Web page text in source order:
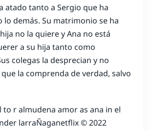
atado tanto a Sergio que ha
lo demás. Su matrimonio se ha
no la quiere y Ana no está
a su hija tanto como
colegas la desprecian y no
la comprenda de verdad, salvo